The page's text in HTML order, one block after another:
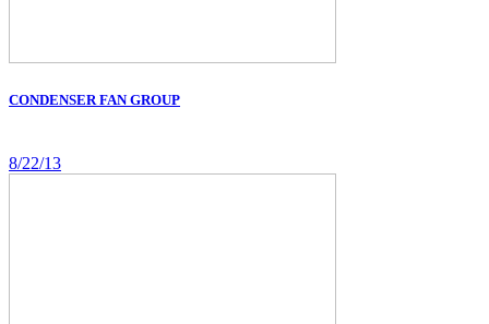
CONDENSER FAN GROUP
8/22/13